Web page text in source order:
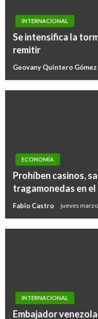
INTERNACIONAL
Se intensifica la
remitir
Geovany Quintero Gómez
ECONOMÍA
Prohíben casinos,
tragamonedas en el
Fabio Castro jueves
INTERNACIONAL
Embajador